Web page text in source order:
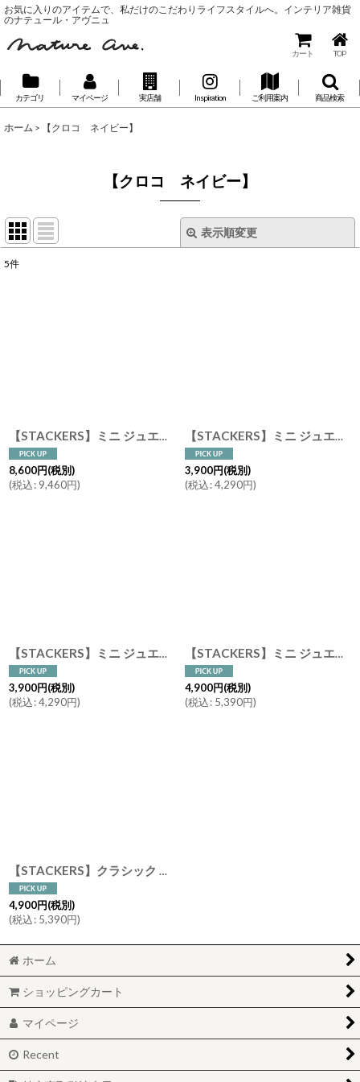
お気に入りのアイテムで、私だけのこだわりライフスタイルへ。インテリア雑貨
のナテュール・アヴニュ
カート TOP
カテゴリ マイページ 実店舗 Inspiration ご利用案内 商品検索
ホーム > 【クロコ ネイビー】
【クロコ ネイビー】
表示順変更
5件
【STACKERS】ミニ ジュエリーボックス 選べる2個セット 2set ネイビークロコ Navy Croc スタッカーズ イギリス ロンドン UK
8,600円(税別)
(税込: 9,460円)
【STACKERS】ミニ ジュエリーボックス オープン Open NavyCroc ネイビークロコ スタッカーズ イギリス ロンドン
3,900円(税別)
(税込:4,290円)
【STACKERS】ミニ ジュエリーボックス 11sec 11個仕切り ネイビークロコ Navy Croc スタッカーズ イギリス ロンドン
3,900円(税別)
(税込:4,290円)
【STACKERS】ミニ ジュエリーボックス Lid リッド （蓋付ケース）ネイビークロコ Navy Croc スタッカーズ ロンドン イギリス UK
4,900円(税別)
(税込: 5,390円)
【STACKERS】クラシック ジュエリーボックス 25sec ネイビー クロコ Navy Croc スタッカーズ ロンドン イギリス
4,900円(税別)
(税込: 5,390円)
ホーム
ショッピングカート
マイページ
Recent